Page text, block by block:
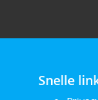
Snelle